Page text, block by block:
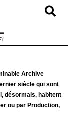
Archive
siècle qui sont
désormais, habitent
ou par Production,